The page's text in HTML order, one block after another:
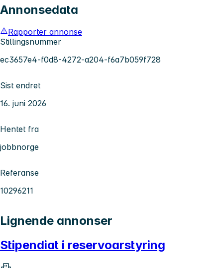
Annonsedata
Rapporter annonse
Stillingsnummer
ec3657e4-f0d8-4272-a204-f6a7b059f728
Sist endret
16. juni 2026
Hentet fra
jobbnorge
Referanse
10296211
Lignende annonser
Stipendiat i reservoarstyring